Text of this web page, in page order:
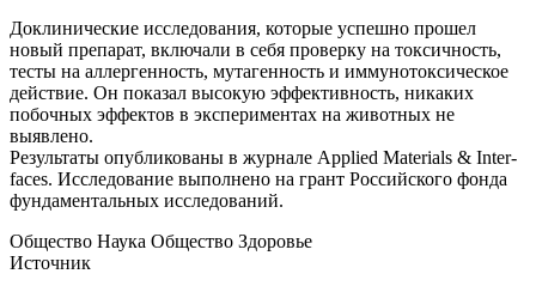
Доклинические исследования, которые успешно прошел
новый препарат, включали в себя проверку на токсичность,
тесты на аллергенность, мутагенность и иммунотоксическое
действие. Он показал высокую эффективность, никаких
побочных эффектов в экспериментах на животных не
выявлено.
Результаты опубликованы в журнале Applied Materials & Inter-
faces. Исследование выполнено на грант Российского фонда
фундаментальных исследований.
Общество Наука Общество Здоровье
Источник